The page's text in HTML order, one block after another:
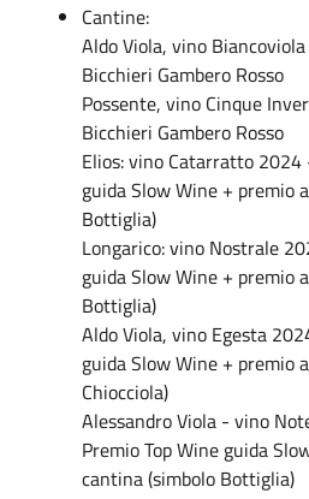
Cantine:
Aldo Viola, vino
Bicchieri Gambero Rosso
Possente, vino Cinque
Bicchieri Gambero Rosso
Elios: vino Catarratto 2024
guida Slow Wine + premio
Bottiglia)
Longarico: vino Nostrale
guida Slow Wine + premio
Bottiglia)
Aldo Viola, vino Egesta
guida Slow Wine + premio
Chiocciola)
Alessandro Viola - vino
Premio Top Wine guida
cantina (simbolo Bottiglia)